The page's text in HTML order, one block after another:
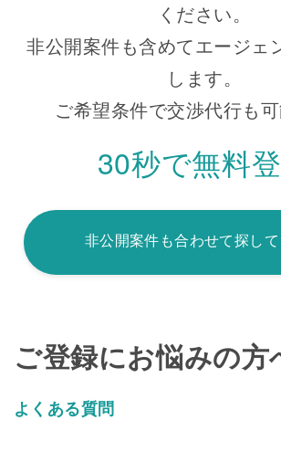
ください。
非公開案件も含めてエージェ
します。
ご希望条件で交渉代行も可
30秒で無料
非公開案件も合わせて探して
ご登録にお悩みの方
よくある質問